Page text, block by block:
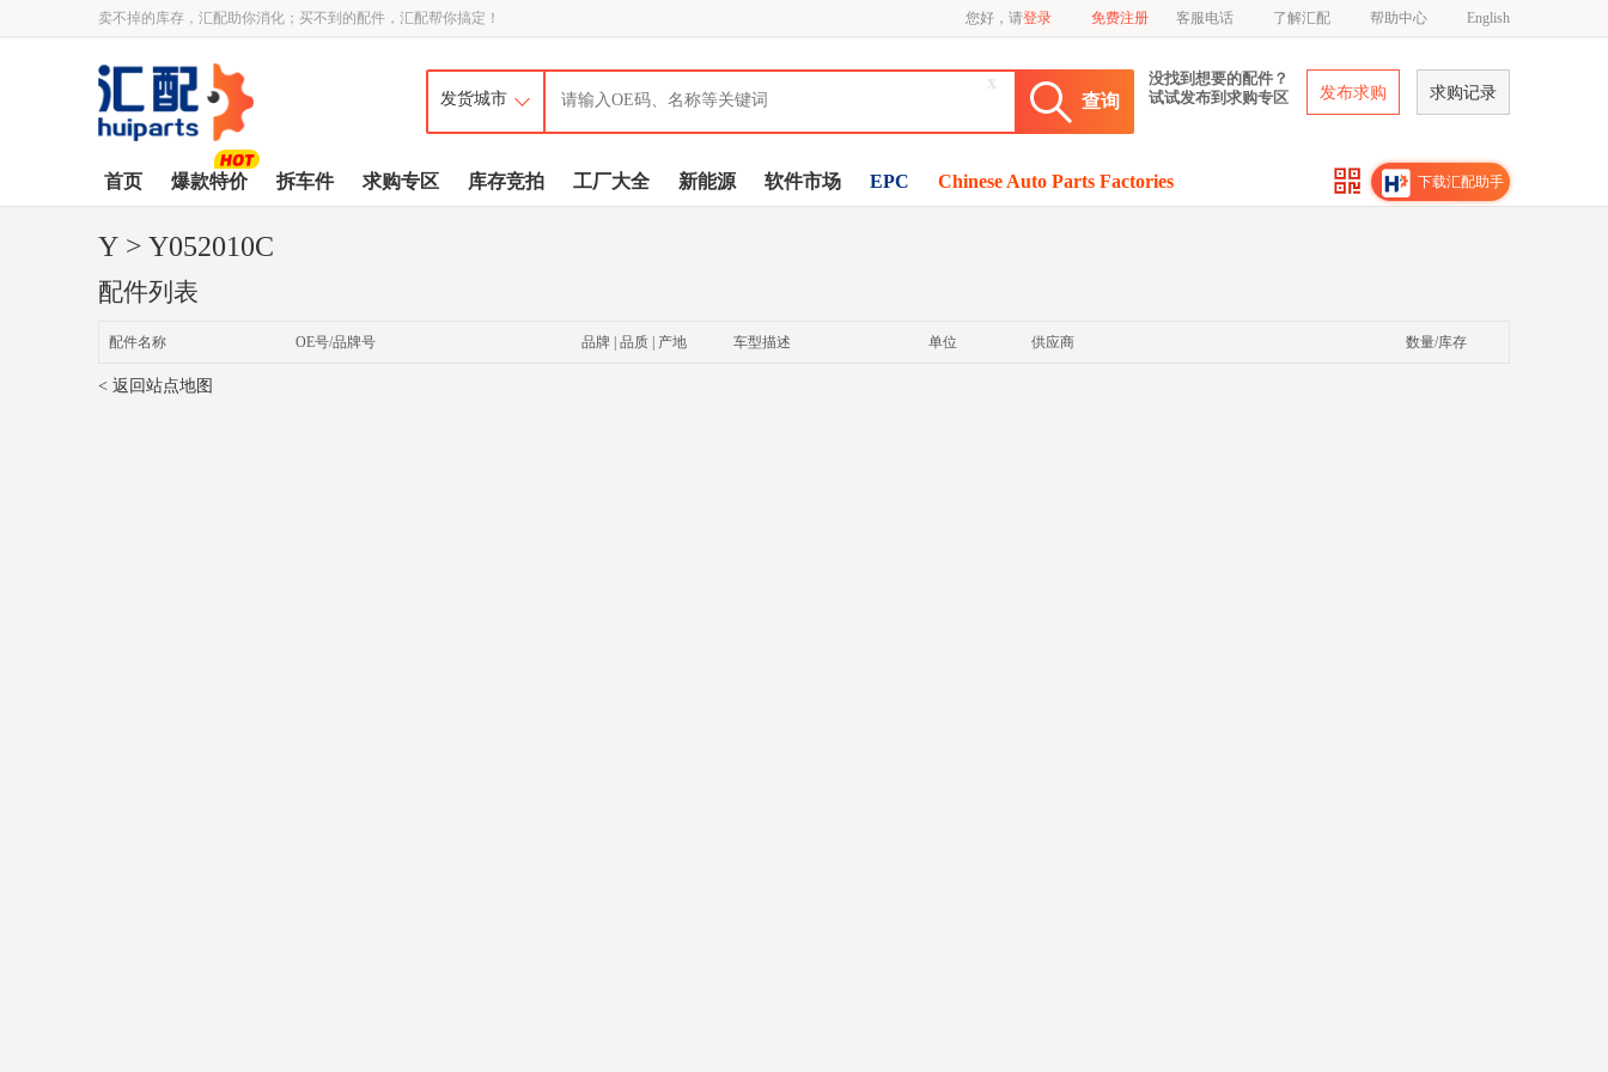
卖不掉的库存，汇配助你消化；买不到的配件，汇配帮你搞定！ 您好，请登录 免费注册 客服电话 了解汇配 帮助中心 English
查询
x
没找到想要的配件？
试试发布到求购专区
发布求购 求购记录
首页 爆款特价 拆车件 求购专区 库存竞拍 工厂大全 新能源 软件市场 EPC Chinese Auto Parts Factories 下载汇配助手
Y > Y052010C
配件列表
配件名称 OE号/品牌号 品牌 | 品质 | 产地 车型描述 单位 供应商 数量/库存
< 返回站点地图